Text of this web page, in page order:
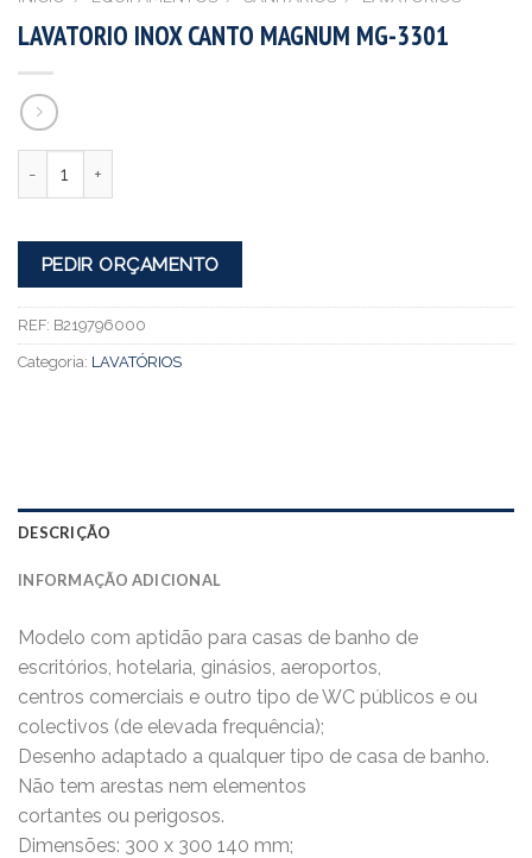
LAVATORIO INOX CANTO MAGNUM MG-3301
PEDIR ORÇAMENTO
REF: B219796000
Categoria: LAVATÓRIOS
DESCRIÇÃO
INFORMAÇÃO ADICIONAL
Modelo com aptidão para casas de banho de
escritórios, hotelaria, ginásios, aeroportos,
centros comerciais e outro tipo de WC públicos e ou
colectivos (de elevada frequência);
Desenho adaptado a qualquer tipo de casa de banho.
Não tem arestas nem elementos
cortantes ou perigosos.
Dimensões: 300 x 300 140 mm;